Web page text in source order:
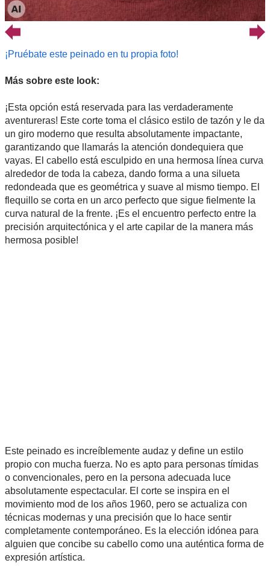
¡Pruébate este peinado en tu propia foto!
Más sobre este look:
¡Esta opción está reservada para las verdaderamente
aventureras! Este corte toma el clásico estilo de tazón y le da
un giro moderno que resulta absolutamente impactante,
garantizando que llamarás la atención dondequiera que
vayas. El cabello está esculpido en una hermosa línea curva
alrededor de toda la cabeza, dando forma a una silueta
redondeada que es geométrica y suave al mismo tiempo. El
flequillo se corta en un arco perfecto que sigue fielmente la
curva natural de la frente. ¡Es el encuentro perfecto entre la
precisión arquitectónica y el arte capilar de la manera más
hermosa posible!
Este peinado es increíblemente audaz y define un estilo
propio con mucha fuerza. No es apto para personas tímidas
o convencionales, pero en la persona adecuada luce
absolutamente espectacular. El corte se inspira en el
movimiento mod de los años 1960, pero se actualiza con
técnicas modernas y una precisión que lo hace sentir
completamente contemporáneo. Es la elección idónea para
alguien que concibe su cabello como una auténtica forma de
expresión artística.